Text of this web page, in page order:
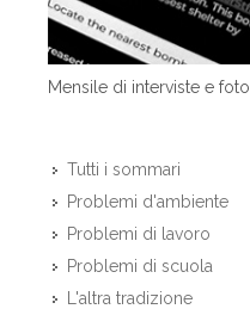
Mensile di interviste e foto
Tutti i sommari
Problemi d'ambiente
Problemi di lavoro
Problemi di scuola
L'altra tradizione